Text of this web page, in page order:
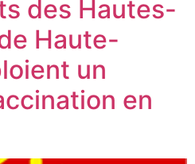
des Hautes-
Haute-
un
en